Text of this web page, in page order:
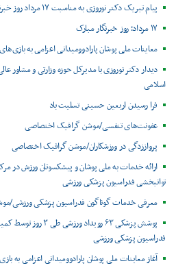
پیام تبریک دکتر نوروزی به مناسبت ۱۷ مرداد روز خبرنگار
۱۷ مرداد؛ روز خبرنگار مبارک
معاینات ملی پوشان پارادوومیدانی اعزامی به بازی‌های
دیدار دکتر نوروزی با مدیرکل حوزه وزارتی و مشاور
اسلامی
فرا رسیدن اربعین حسینی تسلیت باد
عفونت‌های تنفسی/موشن گرافیک اختصاصی
پرواززدگی در ورزشکاران/موشن گرافیک اختصاصی
ارائه خدمات به ملی پوشان و پیشکسوتان ورزش در
توانبخشی فدراسیون پزشکی ورزشی
معرفی خدمات گوناگون فدراسیون پزشکی ورزشی/
پوشش پزشکی ۶۳ رویداد
فدراسیون پزشکی ورزشی
آغاز معاینات ملی پوشان پارادوومیدانی اعزامی به